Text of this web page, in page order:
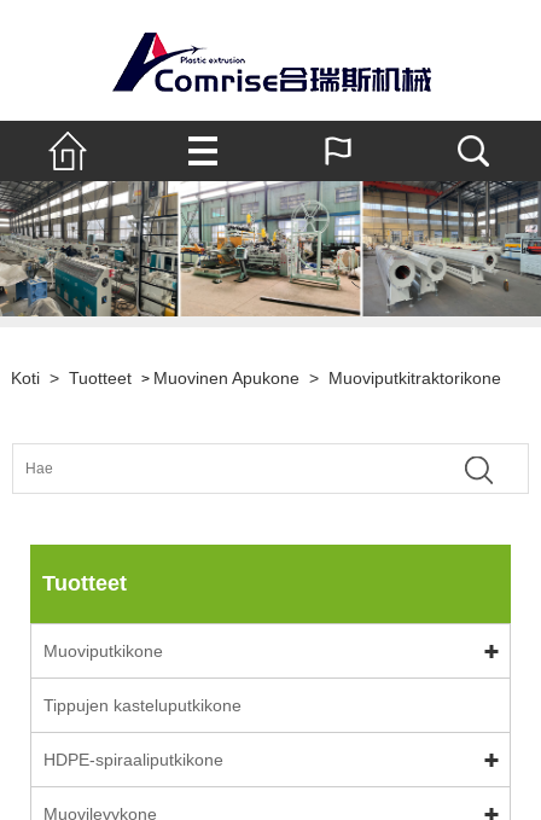
Koti > Tuotteet > Muovinen Apukone > Muoviputkitraktorikone
Tuotteet
Muoviputkikone
Tippujen kasteluputkikone
HDPE-spiraaliputkikone
Muovilevykone